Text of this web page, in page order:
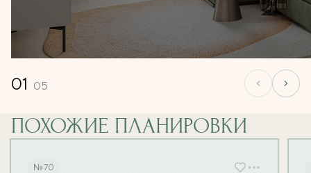
01 05
ПОХОЖИЕ ПЛАНИРОВКИ
№ 70